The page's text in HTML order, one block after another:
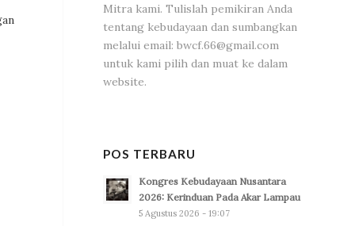
Mitra kami. Tulislah pemikiran Anda
tentang kebudayaan dan sumbangkan
melalui email: bwcf.66@gmail.com
untuk kami pilih dan muat ke dalam
website.
POS TERBARU
Kongres Kebudayaan Nusantara
2026: Kerinduan Pada Akar Lampau
5 Agustus 2026 - 19:07